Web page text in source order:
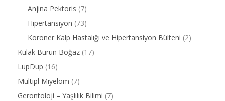
Anjina Pektoris (7)
Hipertansiyon (73)
Koroner Kalp Hastalığı ve Hipertansiyon Bülteni (2)
Kulak Burun Boğaz (17)
LupDup (16)
Multipl Miyelom (7)
Gerontoloji – Yaşlılık Bilimi (7)